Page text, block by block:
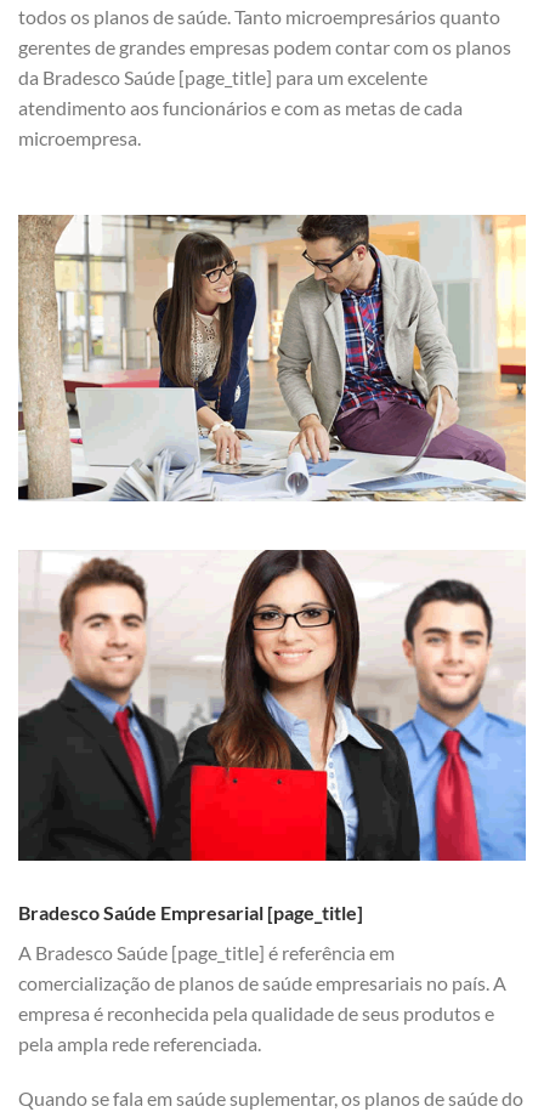
todos os planos de saúde. Tanto microempresários quanto
gerentes de grandes empresas podem contar com os planos
da Bradesco Saúde [page_title] para um excelente
atendimento aos funcionários e com as metas de cada
microempresa.
Bradesco Saúde Empresarial [page_title]
A Bradesco Saúde [page_title] é referência em
comercialização de planos de saúde empresariais no país. A
empresa é reconhecida pela qualidade de seus produtos e
pela ampla rede referenciada.
Quando se fala em saúde suplementar, os planos de saúde do